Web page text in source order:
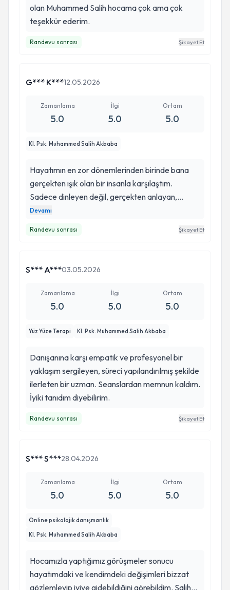
olan Muhammed Salih hocama çok ama çok
teşekkür ederim.
Randevu sonrası Şikayet Et
G*** K***12.05.2026
Zamanlama
5.0
İlgi
5.0
Ortam
5.0
Kl. Psk. Muhammed Salih Akbaba
Hayatımın en zor dönemlerinden birinde bana
gerçekten ışık olan bir insanla karşılaştım.
Sadece dinleyen değil, gerçekten anlayan,
yargılamadan yaklaşan ve kendimi güvende
Gerçekten işini hakkıyla yapan nadir insanlardan
biri. Her şey için çok teşekkür ederim.
Devamı
Randevu sonrası Şikayet Et
S*** A***03.05.2026
Zamanlama
5.0
İlgi
5.0
Ortam
5.0
Yüz Yüze Terapi Kl. Psk. Muhammed Salih Akbaba
Danışanına karşı empatik ve profesyonel bir
yaklaşım sergileyen, süreci yapılandırılmış şekilde
ilerleten bir uzman. Seanslardan memnun kaldım.
İyiki tanıdım diyebilirim.
Randevu sonrası Şikayet Et
S*** S***28.04.2026
Zamanlama
5.0
İlgi
5.0
Ortam
5.0
Online psikolojik danışmanlık
Kl. Psk. Muhammed Salih Akbaba
Hocamızla yaptığımız görüşmeler sonucu
hayatımdaki ve kendimdeki değişimleri bizzat
gözlemleyip iyiye gidebildiğini görebildim. Salih